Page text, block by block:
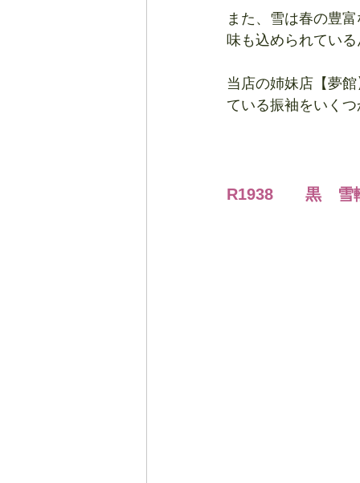
また、雪は春の豊
味も込められてい
当店の姉妹店【夢
ている振袖をいく
R1938　　黒　雪